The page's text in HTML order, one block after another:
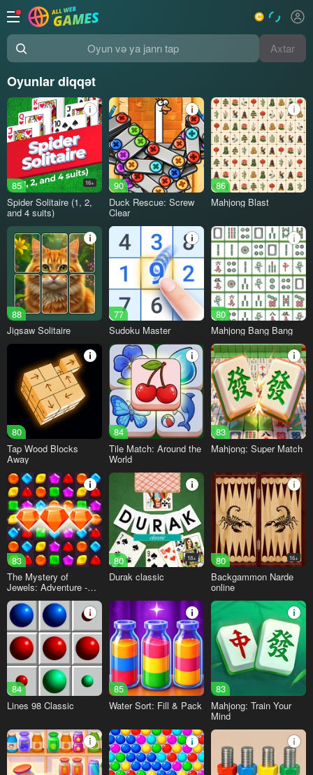
Oyun və ya janrı tap Axtar
Oyunlar diqqət
85 16+
Spider Solitaire (1, 2,
and 4 suits)
90
Duck Rescue: Screw
Clear
86
Mahjong Blast
88
Jigsaw Solitaire
77
Sudoku Master
80
Mahjong Bang Bang
80
Tap Wood Blocks
Away
84
Tile Match: Around the
World
83
Mahjong: Super Match
83
The Mystery of
Jewels: Adventure -
Match 3
80 18+
Durak classic
80 16+
Backgammon Narde
online
84
Lines 98 Classic
85
Water Sort: Fill & Pack
83
Mahjong: Train Your
Mind